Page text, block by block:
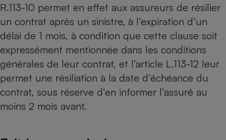
R.113-10 permet en effet aux assureurs de résilier
un contrat après un sinistre, à l’expiration d’un
délai de 1 mois, à condition que cette clause soit
expressément mentionnée dans les conditions
générales de leur contrat, et l’article L.113-12 leur
permet une résiliation à la date d’échéance du
contrat, sous réserve d’en informer l’assuré au
moins 2 mois avant.
Plaque de cuisson à
induction
Téléphone mobile -
Smartphone
Radiateur électrique